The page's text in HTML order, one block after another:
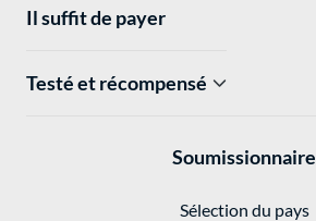
Il suffit de payer
Testé et récompensé
Soumissionnaire
Sélection du pays